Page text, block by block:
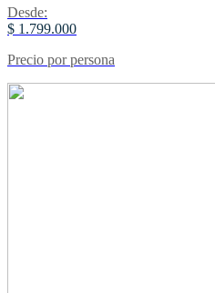
Desde:
$ 1.799.000
Precio por persona